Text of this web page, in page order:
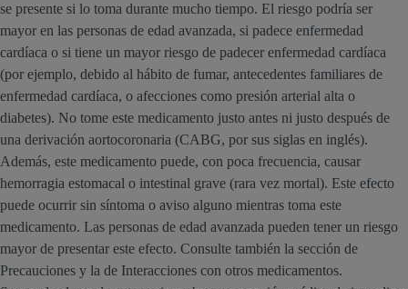
se presente si lo toma durante mucho tiempo. El riesgo podría ser
mayor en las personas de edad avanzada, si padece enfermedad
cardíaca o si tiene un mayor riesgo de padecer enfermedad cardíaca
(por ejemplo, debido al hábito de fumar, antecedentes familiares de
enfermedad cardíaca, o afecciones como presión arterial alta o
diabetes). No tome este medicamento justo antes ni justo después de
una derivación aortocoronaria (CABG, por sus siglas en inglés).
Además, este medicamento puede, con poca frecuencia, causar
hemorragia estomacal o intestinal grave (rara vez mortal). Este efecto
puede ocurrir sin síntoma o aviso alguno mientras toma este
medicamento. Las personas de edad avanzada pueden tener un riesgo
mayor de presentar este efecto. Consulte también la sección de
Precauciones y la de Interacciones con otros medicamentos.